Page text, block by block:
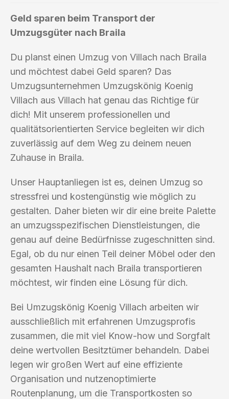
Geld sparen beim Transport der
Umzugsgüter nach Braila
Du planst einen Umzug von Villach nach Braila
und möchtest dabei Geld sparen? Das
Umzugsunternehmen Umzugskönig Koenig
Villach aus Villach hat genau das Richtige für
dich! Mit unserem professionellen und
qualitätsorientierten Service begleiten wir dich
zuverlässig auf dem Weg zu deinem neuen
Zuhause in Braila.
Unser Hauptanliegen ist es, deinen Umzug so
stressfrei und kostengünstig wie möglich zu
gestalten. Daher bieten wir dir eine breite Palette
an umzugsspezifischen Dienstleistungen, die
genau auf deine Bedürfnisse zugeschnitten sind.
Egal, ob du nur einen Teil deiner Möbel oder den
gesamten Haushalt nach Braila transportieren
möchtest, wir finden eine Lösung für dich.
Bei Umzugskönig Koenig Villach arbeiten wir
ausschließlich mit erfahrenen Umzugsprofis
zusammen, die mit viel Know-how und Sorgfalt
deine wertvollen Besitztümer behandeln. Dabei
legen wir großen Wert auf eine effiziente
Organisation und nutzenoptimierte
Routenplanung, um die Transportkosten so